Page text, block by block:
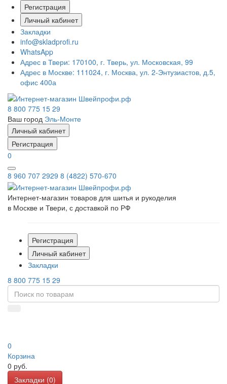
Регистрация
Личный кабинет
Закладки
info@skladprofi.ru
WhatsApp
Адрес в Твери: 170100, г. Тверь, ул. Московская, 99
Адрес в Москве: 111024, г. Москва, ул. 2-Энтузиастов, д.5,
офис 400а
8 800 775 15 29
Ваш город Эль-Монте
Личный кабинет
Регистрация
0
8 960 707 2929 8 (4822) 570-670
Интернет-магазин товаров для шитья и рукоделия
в Москве и Твери, с доставкой по РФ
Регистрация
Личный кабинет
Закладки
8 800 775 15 29
0
Корзина
0 руб.
Закладки (0)